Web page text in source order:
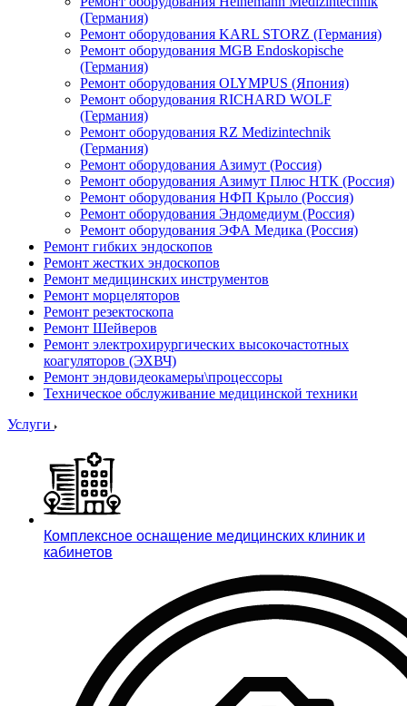
(Германия)
Ремонт оборудования KARL STORZ (Германия)
Ремонт оборудования MGB Endoskopische
(Германия)
Ремонт оборудования OLYMPUS (Япония)
Ремонт оборудования RICHARD WOLF
(Германия)
Ремонт оборудования RZ Medizintechnik
(Германия)
Ремонт оборудования Азимут (Россия)
Ремонт оборудования Азимут Плюс НТК (Россия)
Ремонт оборудования НФП Крыло (Россия)
Ремонт оборудования Эндомедиум (Россия)
Ремонт оборудования ЭФА Медика (Россия)
Ремонт гибких эндоскопов
Ремонт жестких эндоскопов
Ремонт медицинских инструментов
Ремонт морцеляторов
Ремонт резектоскопа
Ремонт Шейверов
Ремонт электрохирургических высокочастотных
коагуляторов (ЭХВЧ)
Ремонт эндовидеокамеры\процессоры
Техническое обслуживание медицинской техники
Услуги
Комплексное оснащение медицинских клиник и
кабинетов